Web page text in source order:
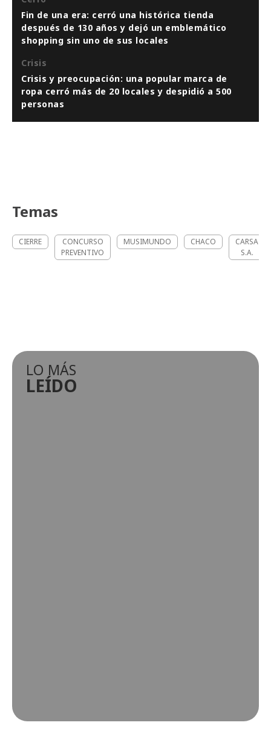
Fin de una era: cerró una histórica tienda
después de 130 años y dejó un emblemático
shopping sin uno de sus locales
Crisis
Crisis y preocupación: una popular marca de
ropa cerró más de 20 locales y despidió a 500
personas
Temas
CIERRE
CONCURSO
PREVENTIVO
MUSIMUNDO CHACO
CARSA
S.A.
LO MÁS
LEÍDO